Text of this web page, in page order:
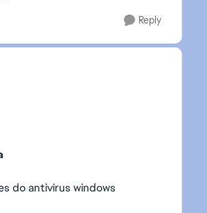
Reply
do antivirus windows